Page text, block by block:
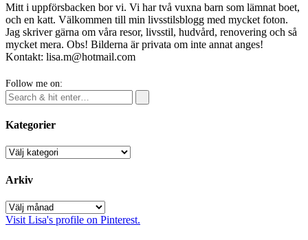
Mitt i uppförsbacken bor vi. Vi har två vuxna barn som lämnat boet,
och en katt. Välkommen till min livsstilsblogg med mycket foton.
Jag skriver gärna om våra resor, livsstil, hudvård, renovering och så
mycket mera. Obs! Bilderna är privata om inte annat anges!
Kontakt: lisa.m@hotmail.com
Follow me on:
Kategorier
Kategorier
Arkiv
Arkiv
Visit Lisa's profile on Pinterest.